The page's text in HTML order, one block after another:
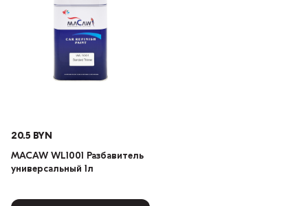
20.5 BYN
MACAW WL1001 Разбавитель
универсальный 1л